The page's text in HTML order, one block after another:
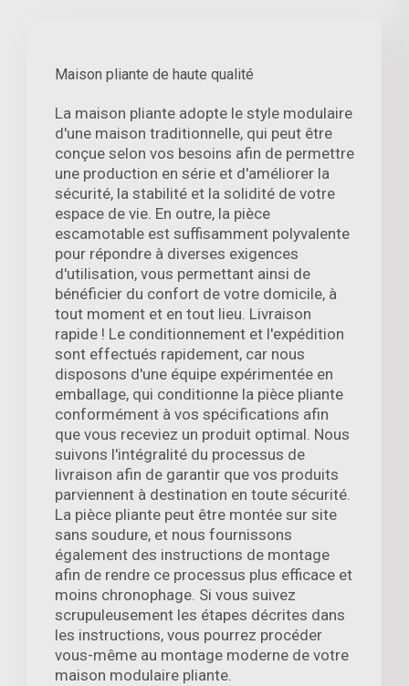
Maison pliante de haute qualité
La maison pliante adopte le style modulaire
d'une maison traditionnelle, qui peut être
conçue selon vos besoins afin de permettre
une production en série et d'améliorer la
sécurité, la stabilité et la solidité de votre
espace de vie. En outre, la pièce
escamotable est suffisamment polyvalente
pour répondre à diverses exigences
d'utilisation, vous permettant ainsi de
bénéficier du confort de votre domicile, à
tout moment et en tout lieu. Livraison
rapide ! Le conditionnement et l'expédition
sont effectués rapidement, car nous
disposons d'une équipe expérimentée en
emballage, qui conditionne la pièce pliante
conformément à vos spécifications afin
que vous receviez un produit optimal. Nous
suivons l'intégralité du processus de
livraison afin de garantir que vos produits
parviennent à destination en toute sécurité.
La pièce pliante peut être montée sur site
sans soudure, et nous fournissons
également des instructions de montage
afin de rendre ce processus plus efficace et
moins chronophage. Si vous suivez
scrupuleusement les étapes décrites dans
les instructions, vous pourrez procéder
vous-même au montage moderne de votre
maison modulaire pliante.